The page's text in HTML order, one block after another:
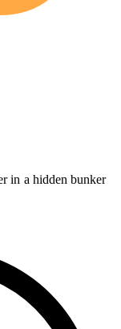
in a hidden bunker